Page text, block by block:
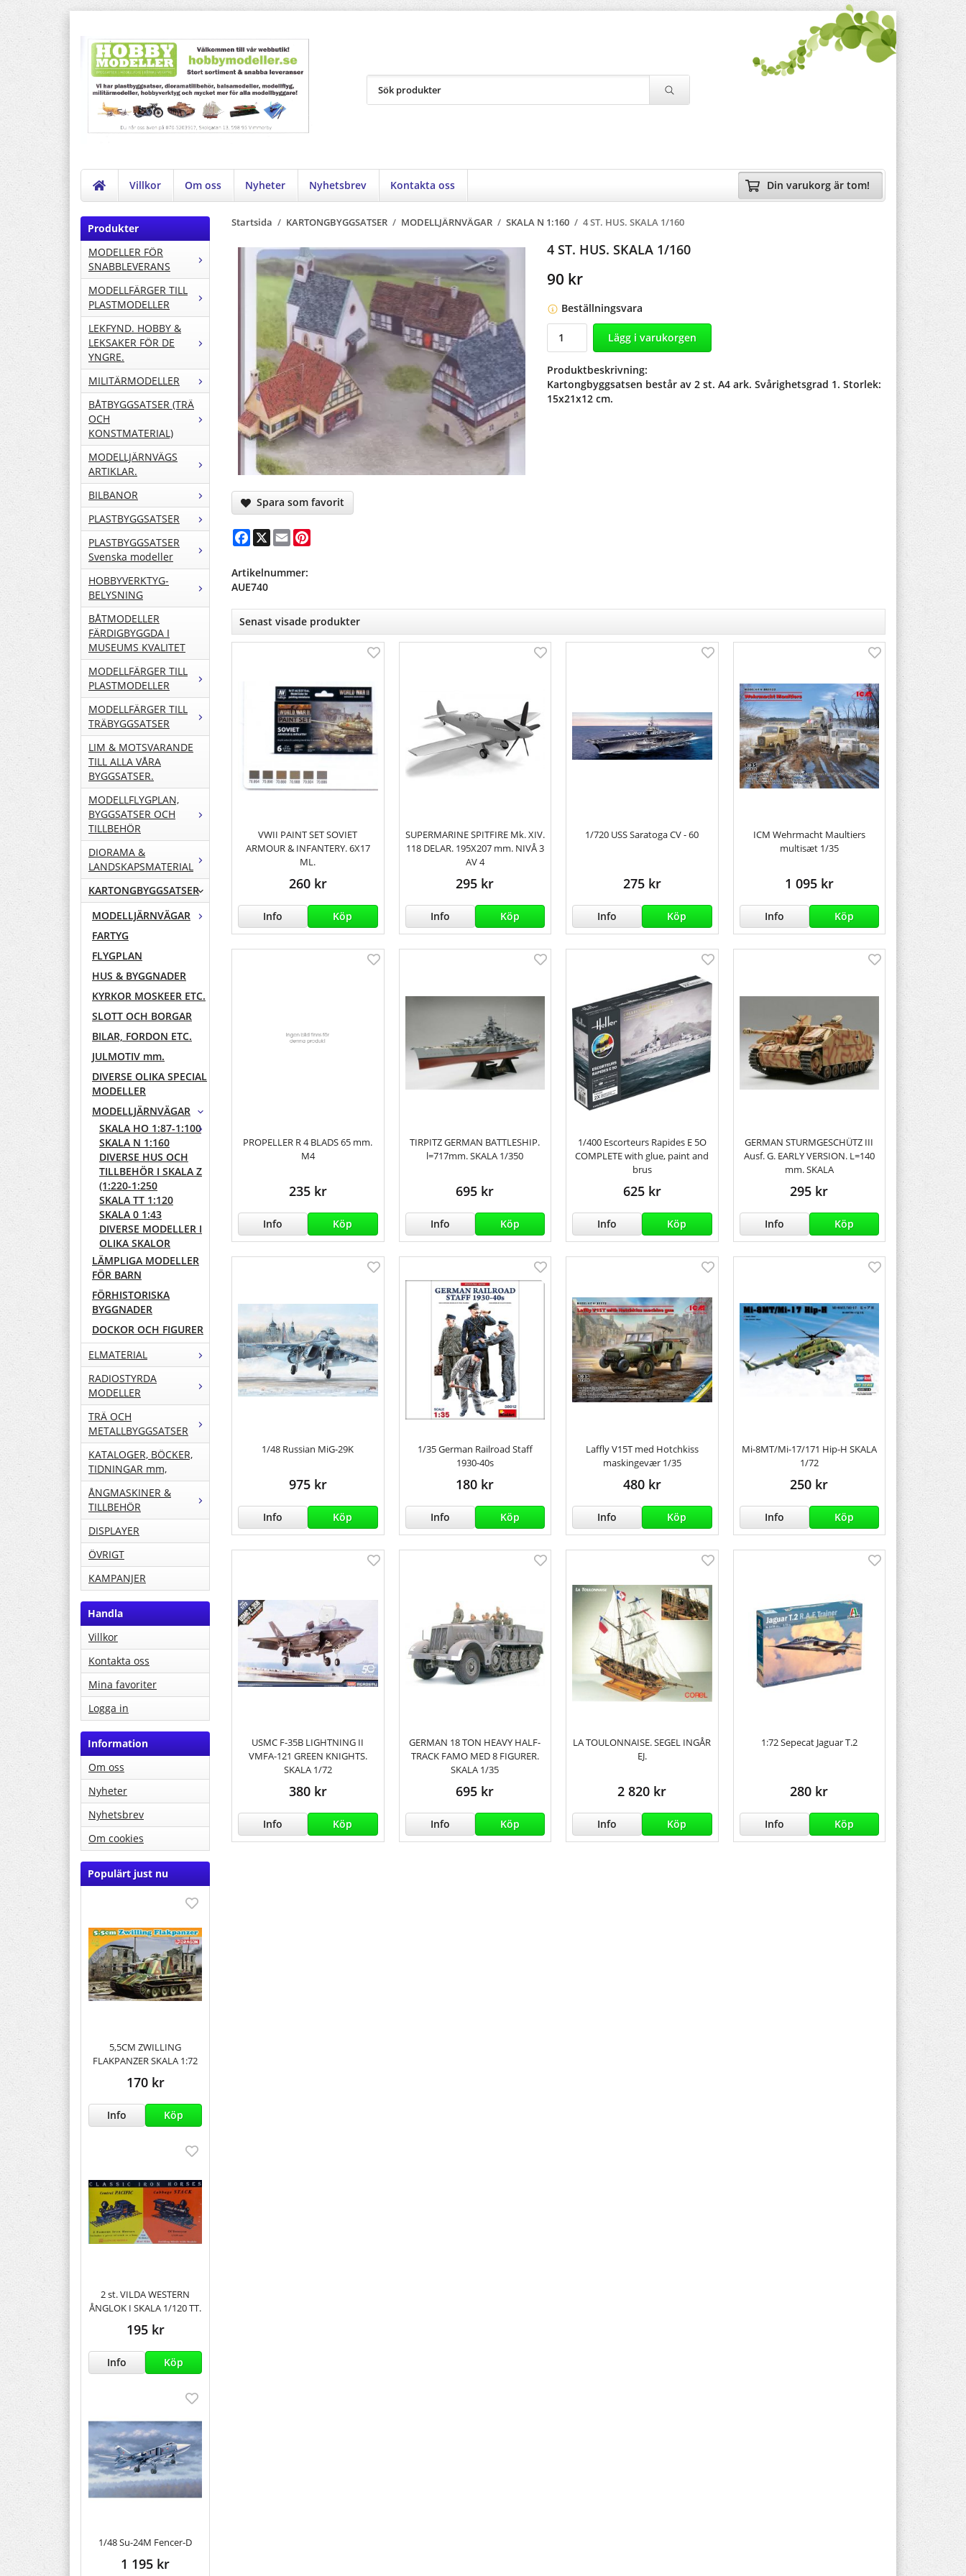
Villkor Om oss Nyheter Nyhetsbrev Kontakta oss Din varukorg är tom!
Produkter
MODELLER FÖR
SNABBLEVERANS
MODELLFÄRGER TILL
PLASTMODELLER
LEKFYND. HOBBY &
LEKSAKER FÖR DE
YNGRE.
MILITÄRMODELLER
BÅTBYGGSATSER (TRÄ
OCH
KONSTMATERIAL)
MODELLJÄRNVÄGS
ARTIKLAR.
BILBANOR
PLASTBYGGSATSER
PLASTBYGGSATSER
Svenska modeller
HOBBYVERKTYG-
BELYSNING
BÅTMODELLER
FÄRDIGBYGGDA I
MUSEUMS KVALITET
MODELLFÄRGER TILL
PLASTMODELLER
MODELLFÄRGER TILL
TRÄBYGGSATSER
LIM & MOTSVARANDE
TILL ALLA VÅRA
BYGGSATSER.
MODELLFLYGPLAN,
BYGGSATSER OCH
TILLBEHÖR
DIORAMA &
LANDSKAPSMATERIAL
KARTONGBYGGSATSER
MODELLJÄRNVÄGAR
FARTYG
FLYGPLAN
HUS & BYGGNADER
KYRKOR MOSKEER ETC.
SLOTT OCH BORGAR
BILAR, FORDON ETC.
JULMOTIV mm.
DIVERSE OLIKA SPECIAL
MODELLER
MODELLJÄRNVÄGAR
SKALA HO 1:87-1:100
SKALA N 1:160
DIVERSE HUS OCH
TILLBEHÖR I SKALA Z
(1:220-1:250
SKALA TT 1:120
SKALA 0 1:43
DIVERSE MODELLER I
OLIKA SKALOR
LÄMPLIGA MODELLER
FÖR BARN
FÖRHISTORISKA
BYGGNADER
DOCKOR OCH FIGURER
ELMATERIAL
RADIOSTYRDA
MODELLER
TRÄ OCH
METALLBYGGSATSER
KATALOGER, BÖCKER,
TIDNINGAR mm,
ÅNGMASKINER &
TILLBEHÖR
DISPLAYER
ÖVRIGT
KAMPANJER
Handla
Villkor
Kontakta oss
Mina favoriter
Logga in
Information
Om oss
Nyheter
Nyhetsbrev
Om cookies
Populärt just nu
5,5CM ZWILLING
FLAKPANZER SKALA 1:72
170 kr
Info Köp
2 st. VILDA WESTERN
ÅNGLOK I SKALA 1/120 TT.
195 kr
Info Köp
1/48 Su-24M Fencer-D
1 195 kr
Startsida / KARTONGBYGGSATSER / MODELLJÄRNVÄGAR / SKALA N 1:160 / 4 ST. HUS. SKALA 1/160
4 ST. HUS. SKALA 1/160
90 kr
Beställningsvara
Lägg i varukorgen
Produktbeskrivning:
Kartongbyggsatsen består av 2 st. A4 ark. Svårighetsgrad 1. Storlek:
15x21x12 cm.
Spara som favorit
Facebook
X Email
Artikelnummer:
AUE740
Senast visade produkter
VWII PAINT SET SOVIET
ARMOUR & INFANTERY. 6X17
ML.
260 kr
Info Köp
SUPERMARINE SPITFIRE Mk. XIV.
118 DELAR. 195X207 mm. NIVÅ 3
AV 4
295 kr
Info Köp
1/720 USS Saratoga CV - 60
275 kr
Info Köp
ICM Wehrmacht Maultiers
multisæt 1/35
1 095 kr
Info Köp
PROPELLER R 4 BLADS 65 mm.
M4
235 kr
Info Köp
TIRPITZ GERMAN BATTLESHIP.
l=717mm. SKALA 1/350
695 kr
Info Köp
1/400 Escorteurs Rapides E 5O
COMPLETE with glue, paint and
brus
625 kr
Info Köp
GERMAN STURMGESCHÜTZ III
Ausf. G. EARLY VERSION. L=140
mm. SKALA
295 kr
Info Köp
1/48 Russian MiG-29K
975 kr
Info Köp
1/35 German Railroad Staff
1930-40s
180 kr
Info Köp
Laffly V15T med Hotchkiss
maskingevær 1/35
480 kr
Info Köp
Mi-8MT/Mi-17/171 Hip-H SKALA
1/72
250 kr
Info Köp
USMC F-35B LIGHTNING II
VMFA-121 GREEN KNIGHTS.
SKALA 1/72
380 kr
Info Köp
GERMAN 18 TON HEAVY HALF-
TRACK FAMO MED 8 FIGURER.
SKALA 1/35
695 kr
Info Köp
LA TOULONNAISE. SEGEL INGÅR
EJ.
2 820 kr
Info Köp
1:72 Sepecat Jaguar T.2
280 kr
Info Köp